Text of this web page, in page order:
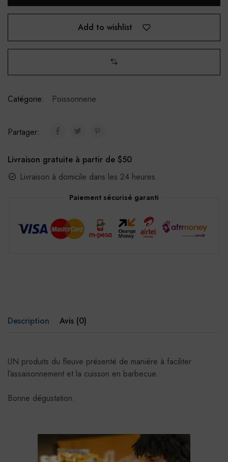
Add to wishlist
Catégorie: Poissonnerie
Partager:
Livraison gratuite à partir de $50
Livraison à domicile dans les 24 heures
Paiement sécurisé garanti
Description Avis (0)
UN produits du fleuve présenté de manière à faciliter
l’assaisonnement et la cuisson en barbecue.
Bonne dégustation.